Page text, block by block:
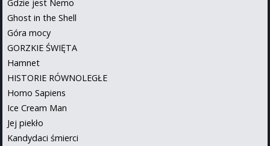
Gdzie jest Nemo
Ghost in the Shell
Góra mocy
GORZKIE ŚWIĘTA
Hamnet
HISTORIE RÓWNOLEGŁE
Homo Sapiens
Ice Cream Man
Jej piekło
Kandydaci śmierci